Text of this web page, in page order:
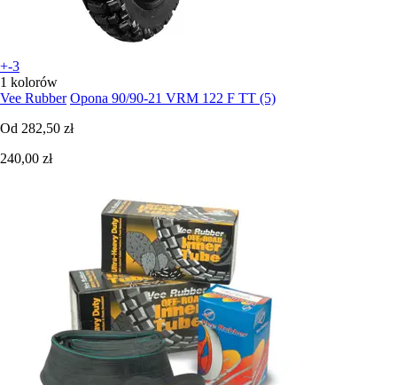
+-3
1 kolorów
Vee Rubber Opona 90/90-21 VRM 122 F TT (5)
Od 282,50 zł
240,00 zł